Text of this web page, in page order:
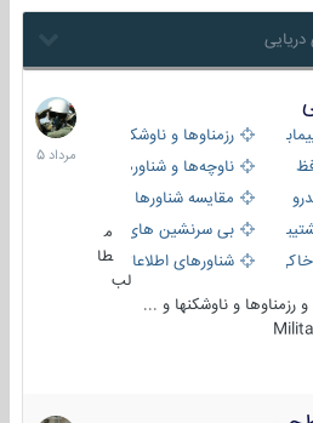
و بالگرد بررزمناوها و ناوشکن‌ها
ناوچه‌ها و شناورهای گشتی
مقایسه شناورها
بی سرنشین های دریایی
و نیروبرشناورهای اطلاعاتی و جاسوسی
طا
لب
و ناوشکنها و ...
2
مرداد
1405